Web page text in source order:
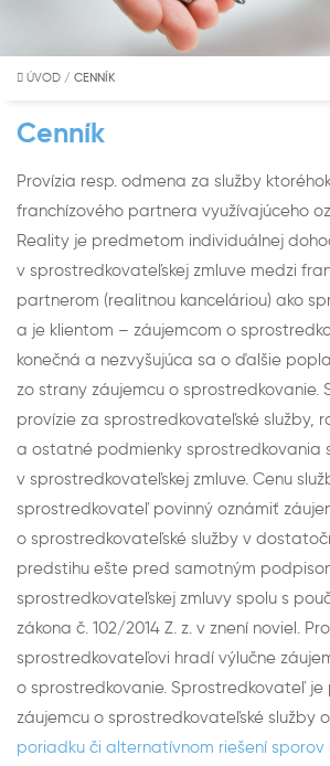
ÚVOD / CENNÍK
Cenník
Provízia resp. odmena za služby
franchízového partnera využívajúceho
Reality je predmetom individuálnej
v sprostredkovateľskej zmluve medzi
partnerom (realitnou kanceláriou) ako
a je klientom – záujemcom o
konečná a nezvyšujúca sa o ďalšie
zo strany záujemcu o sprostredkovanie.
provízie za sprostredkovateľské služby,
a ostatné podmienky sprostredkovania
v sprostredkovateľskej zmluve. Cenu
sprostredkovateľ povinný oznámiť
o sprostredkovateľské služby v
predstihu ešte pred samotným
sprostredkovateľskej zmluvy spolu s
zákona č. 102/2014 Z. z. v znení noviel.
sprostredkovateľovi hradí výlučne
o sprostredkovanie. Sprostredkovateľ je
záujemcu o sprostredkovateľské služby o
poriadku či alternatívnom riešení sporov